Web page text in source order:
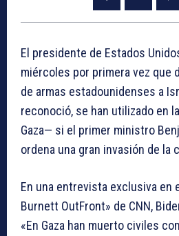
El presidente de Estados
miércoles por primera vez que
de armas estadounidenses a
reconoció, se han utilizado en
Gaza— si el primer ministro
ordena una gran invasión de la
En una entrevista exclusiva en
Burnett OutFront» de CNN,
«En Gaza han muerto civiles